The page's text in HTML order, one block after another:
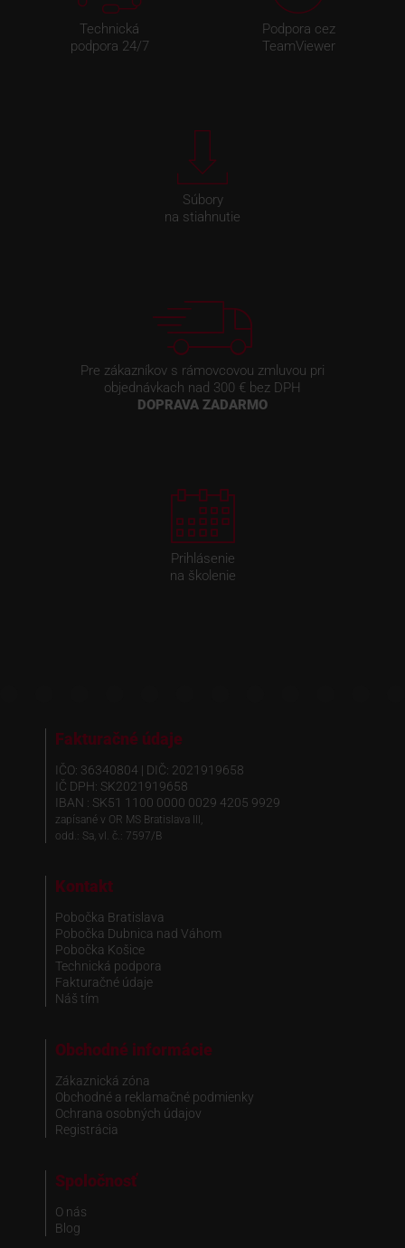
Technická
podpora 24/7
Podpora cez
TeamViewer
Súbory
na stiahnutie
Pre zákazníkov s rámovcovou zmluvou pri
objednávkach nad 300 € bez DPH
DOPRAVA ZADARMO
Prihlásenie
na školenie
Fakturačné údaje
IČO: 36340804 | DIČ: 2021919658
IČ DPH: SK2021919658
IBAN : SK51 1100 0000 0029 4205 9929
zapísané v OR MS Bratislava III,
odd.: Sa, vl. č.: 7597/B
Kontakt
Pobočka Bratislava
Pobočka Dubnica nad Váhom
Pobočka Košice
Technická podpora
Fakturačné údaje
Náš tím
Obchodné informácie
Zákaznická zóna
Obchodné a reklamačné podmienky
Ochrana osobných údajov
Registrácia
Spoločnosť
O nás
Blog